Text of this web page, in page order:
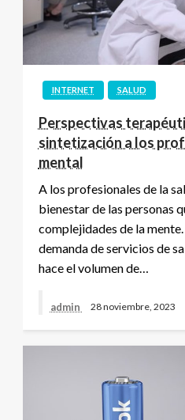
INTERNET SALUD
Perspectivas
sintetización a los
mental
A los profesionales de la
bienestar de las personas
complejidades de la
demanda de servicios de
hace el volumen de…
admin 28 noviembre, 2023